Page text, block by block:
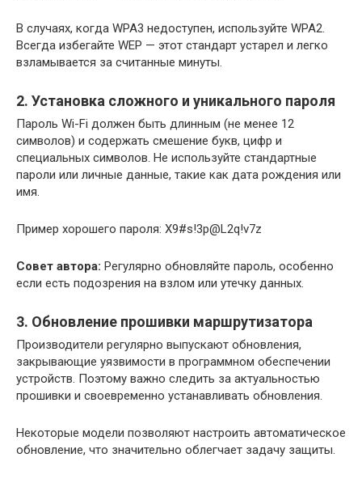
В случаях, когда WPA3 недоступен, используйте WPA2.
Всегда избегайте WEP — этот стандарт устарел и легко
взламывается за считанные минуты.
2. Установка сложного и уникального пароля
Пароль Wi-Fi должен быть длинным (не менее 12
символов) и содержать смешение букв, цифр и
специальных символов. Не используйте стандартные
пароли или личные данные, такие как дата рождения или
имя.
Пример хорошего пароля: X9#s!3p@L2q!v7z
Совет автора: Регулярно обновляйте пароль, особенно
если есть подозрения на взлом или утечку данных.
3. Обновление прошивки маршрутизатора
Производители регулярно выпускают обновления,
закрывающие уязвимости в программном обеспечении
устройств. Поэтому важно следить за актуальностью
прошивки и своевременно устанавливать обновления.
Некоторые модели позволяют настроить автоматическое
обновление, что значительно облегчает задачу защиты.